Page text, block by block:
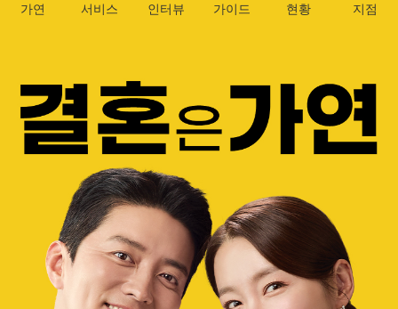
이
가연 서비스 인터뷰 가이드 현황 지점